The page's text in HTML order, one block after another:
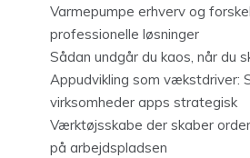
Varmepumpe erhverv og
professionelle løsninger
Sådan undgår du kaos, når du
Appudvikling som vækstdriver:
virksomheder apps strategisk
Værktøjsskabe der skaber
på arbejdspladsen